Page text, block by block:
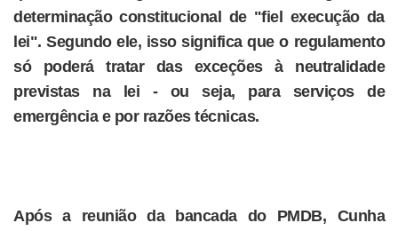
determinação constitucional de "fiel execução da
lei". Segundo ele, isso significa que o regulamento
só poderá tratar das exceções à neutralidade
previstas na lei - ou seja, para serviços de
emergência e por razões técnicas.
Após a reunião da bancada do PMDB, Cunha